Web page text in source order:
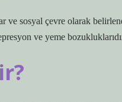
ve sosyal çevre olarak
ve yeme